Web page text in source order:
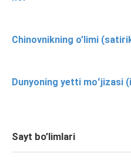
Chinovnikning o’limi
Dunyoning yetti moʻjizasi
Sayt bo’limlari